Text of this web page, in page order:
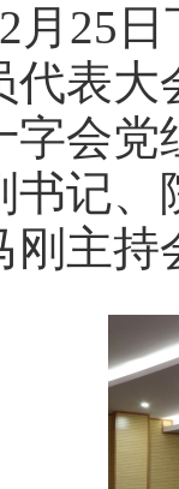
25日
代表
字会
书记
刚主持